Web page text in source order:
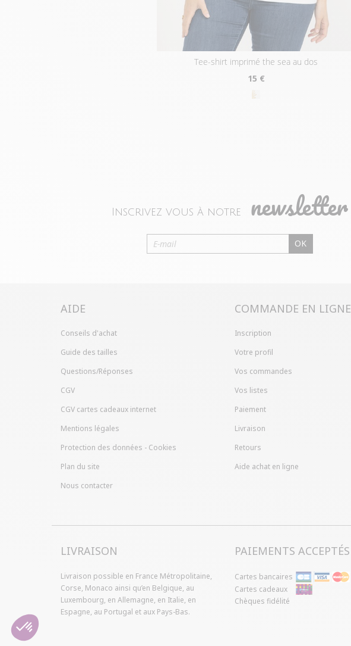
tee-shirt imprimé the sea au dos
15 €
Inscrivez vous à notre newsletter
OK
AIDE
Conseils d'achat
Guide des tailles
Questions/Réponses
CGV
CGV cartes cadeaux internet
Mentions légales
Protection des données - Cookies
Plan du site
Nous contacter
COMMANDE EN LIGNE
Inscription
Votre profil
Vos commandes
Vos listes
Paiement
Livraison
Retours
Aide achat en ligne
LIVRAISON
Livraison possible en France Métropolitaine,
Corse, Monaco ainsi qu’en Belgique, au
Luxembourg, en Allemagne, en Italie, en
Espagne, au Portugal et aux Pays-Bas.
PAIEMENTS ACCEPTÉS
Cartes bancaires
Cartes cadeaux
Chèques fidélité